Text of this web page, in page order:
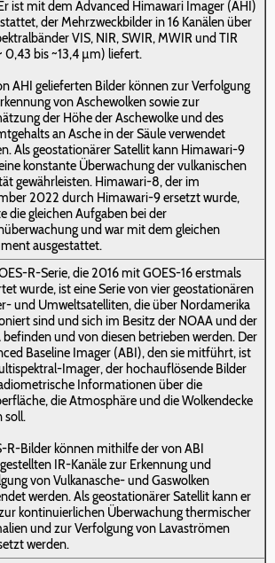
ist mit dem Advanced Himawari Imager (AHI)
der Mehrzweckbilder in 16 Kanälen über
VIS, NIR, SWIR, MWIR und TIR
0,43 bis ~13,4 µm) liefert.
AHI gelieferten Bilder können zur Verfolgung
von Aschewolken sowie zur
der Höhe der Aschewolke und des
an Asche in der Säule verwendet
Als geostationärer Satellit kann Himawari-9
konstante Überwachung der vulkanischen
gewährleisten. Himawari-8, der im
2022 durch Himawari-9 ersetzt wurde,
die gleichen Aufgaben bei der
und war mit dem gleichen
ausgestattet.
R-Serie, die 2016 mit GOES-16 erstmals
wurde, ist eine Serie von vier geostationären
und Umweltsatelliten, die über Nordamerika
sind und sich im Besitz der NOAA und der
befinden und von diesen betrieben werden. Der
Baseline Imager (ABI), den sie mitführt, ist
Imager, der hochauflösende Bilder
Informationen über die
die Atmosphäre und die Wolkendecke
soll.
R-Bilder können mithilfe der von ABI
IR-Kanäle zur Erkennung und
von Vulkanasche- und Gaswolken
werden. Als geostationärer Satellit kann er
kontinuierlichen Überwachung thermischer
und zur Verfolgung von Lavaströmen
werden.